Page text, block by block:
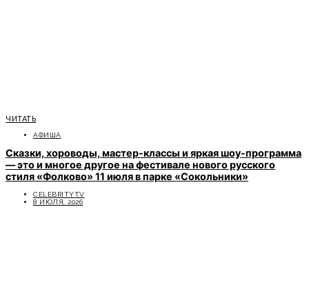
ЧИТАТЬ
АФИША
Сказки, хороводы, мастер-классы и яркая шоу-программа
— это и многое другое на фестивале нового русского
стиля «Фолково» 11 июля в парке «Сокольники»
CELEBRITYTV
8 ИЮЛЯ, 2026